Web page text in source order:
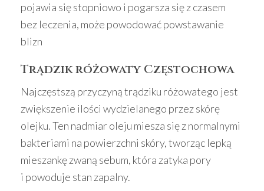
pojawia się stopniowo i pogarsza się z czasem
bez leczenia, może powodować powstawanie
blizn
Trądzik różowaty Częstochowa
Najczęstszą przyczyną trądziku różowatego jest
zwiększenie ilości wydzielanego przez skórę
olejku. Ten nadmiar oleju miesza się z normalnymi
bakteriami na powierzchni skóry, tworząc lepką
mieszankę zwaną sebum, która zatyka pory
i powoduje stan zapalny.